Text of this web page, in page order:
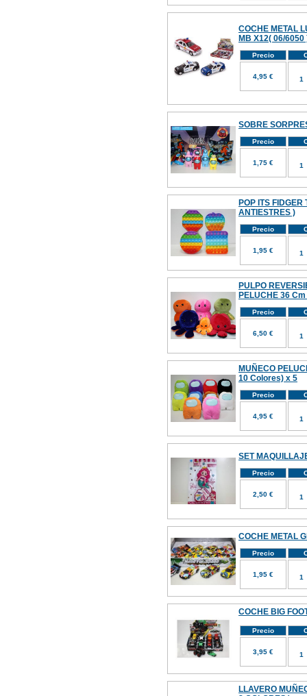
COCHE METAL
MB X12( 06/6050
Precio
4,95 €
SOBRE
Precio
1,75 €
POP ITS FIDGER
ANTIESTRES )
Precio
1,95 €
PULPO
PELUCHE 36 Cm
Precio
6,50 €
MUÑECO
10 Colores) x 5
Precio
4,95 €
SET
Precio
2,50 €
COCHE METAL
Precio
1,95 €
COCHE BIG
Precio
3,95 €
LLAVERO